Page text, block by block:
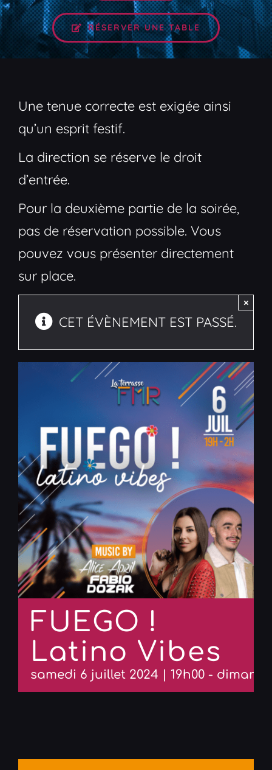
RÉSERVER UNE TABLE
Une tenue correcte est exigée ainsi
qu’un esprit festif.
La direction se réserve le droit
d’entrée.
Pour la deuxième partie de la soirée,
pas de réservation possible. Vous
pouvez vous présenter directement
sur place.
CET ÉVÈNEMENT EST PASSÉ.
×
FUEGO !
Latino Vibes
samedi 6 juillet 2024 | 19h00 -